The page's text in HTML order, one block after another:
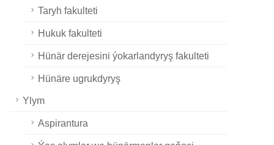
Taryh fakulteti
Hukuk fakulteti
Hünär derejesini ýokarlandyryş fakulteti
Hünäre ugrukdyryş
Ylym
Aspirantura